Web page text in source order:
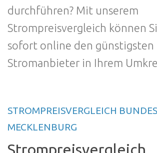
durchführen? Mit unserem
Strompreisvergleich können
sofort online den günstigsten
Stromanbieter in Ihrem
STROMPREISVERGLEICH
MECKLENBURG
Strompreisvergleich